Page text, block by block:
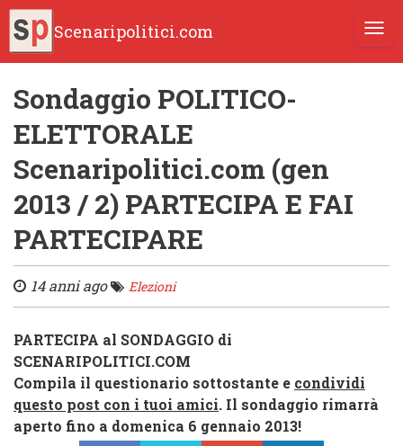
Scenaripolitici.com
Sondaggio POLITICO-
ELETTORALE
Scenaripolitici.com (gen
2013 / 2) PARTECIPA E FAI
PARTECIPARE
14 anni ago Elezioni
PARTECIPA al SONDAGGIO di
SCENARIPOLITICI.COM
Compila il questionario sottostante e condividi
questo post con i tuoi amici. Il sondaggio rimarrà
aperto fino a domenica 6 gennaio 2013!